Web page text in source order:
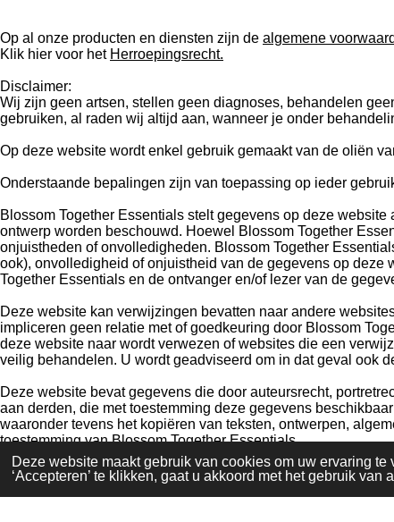
Deze website maakt gebruik van cookies om uw ervaring
‘Accepteren’ te klikken, gaat u akkoord met het gebruik van
Op al onze producten en diensten zijn de algemene
Klik hier voor het Herroepingsrecht.
Disclaimer:
Wij zijn geen artsen, stellen geen diagnoses, behandelen
gebruiken, al raden wij altijd aan, wanneer je onder
Op deze website wordt enkel gebruik gemaakt van de oliën
Onderstaande bepalingen zijn van toepassing op ieder
Blossom Together Essentials stelt gegevens op deze
ontwerp worden beschouwd. Hoewel Blossom Together
onjuistheden of onvolledigheden. Blossom Together
ook), onvolledigheid of onjuistheid van de gegevens op deze
Together Essentials en de ontvanger en/of lezer van de
Deze website kan verwijzingen bevatten naar andere
impliceren geen relatie met of goedkeuring door Blossom
deze website naar wordt verwezen of websites die een
veilig behandelen. U wordt geadviseerd om in dat geval ook
Deze website bevat gegevens die door auteursrecht,
aan derden, die met toestemming deze gegevens
waaronder tevens het kopiëren van teksten, ontwerpen,
toestemming van Blossom Together Essentials.
© 2024 - 2026 Blossom Together Essentials